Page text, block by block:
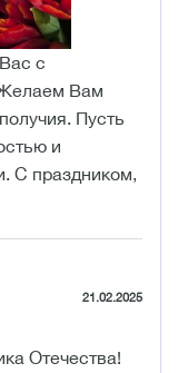
с
Вам
Пусть
и
С праздником,
21.02.2025
Отечества!